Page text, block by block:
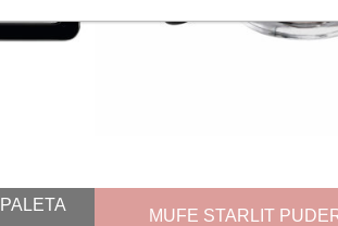
MUFE STARLIT